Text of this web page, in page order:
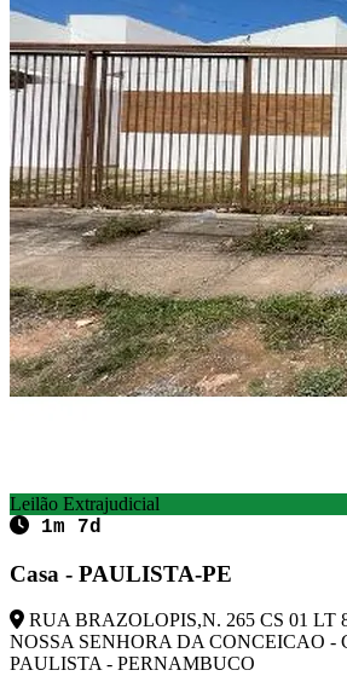
Leilão Extrajudicial
1m 7d
Casa - PAULISTA-PE
RUA BRAZOLOPIS,N. 265 CS 01 LT
NOSSA SENHORA DA CONCEICAO -
PAULISTA - PERNAMBUCO